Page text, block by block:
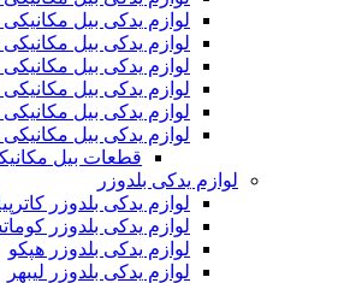
لوازم یدکی بیل مکانیکی ولوو
لوازم یدکی بیل مکانیکی کوماتسو
لوازم یدکی بیل مکانیکی اطلس
لوازم یدکی بیل مکانیکی دوسان
لوازم یدکی بیل مکانیکی زوملاین
لوازم یدکی بیل مکانیکی کاترپیلار
قطعات بیل مکانیکی کاترپیلار
لوازم یدکی بلدوزر
لوازم یدکی بلدوزر کاترپیلار
لوازم یدکی بلدوزر کوماتسو
لوازم یدکی بلدوزر هپکو
لوازم یدکی بلدوزر لیبهر